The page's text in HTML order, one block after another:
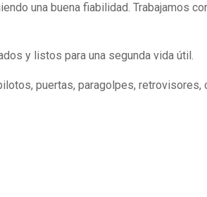
una buena fiabilidad. Trabajamos
y listos para una segunda vida útil.
puertas, paragolpes,